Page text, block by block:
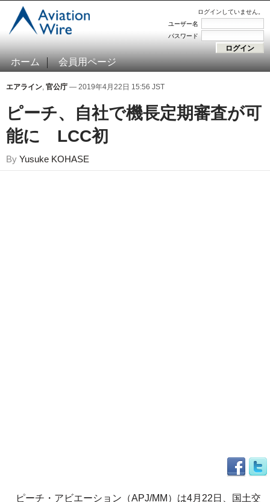
ログインしていません。
ユーザー名
パスワード
ホーム 会員用ページ
エアライン, 官公庁 — 2019年4月22日 15:56 JST
ピーチ、自社で機長定期審査が可
能に LCC初
By Yusuke KOHASE
ピーチ・アビエーション（APJ/MM）は4月22日、国土交